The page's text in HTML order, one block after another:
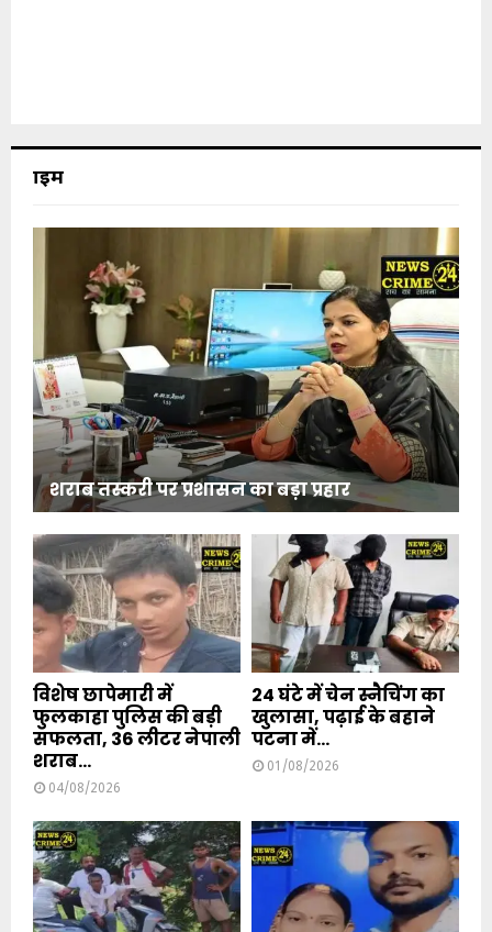
क्राइम
शराब तस्करी पर प्रशासन का बड़ा प्रहार
विशेष छापेमारी में
फुलकाहा पुलिस की बड़ी
सफलता, 36 लीटर नेपाली
शराब...
04/08/2026
24 घंटे में चेन स्नैचिंग का
खुलासा, पढ़ाई के बहाने
पटना में...
01/08/2026